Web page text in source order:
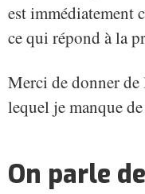
est immédiatement
ce qui répond à la
Merci de donner
lequel je manque
On parle